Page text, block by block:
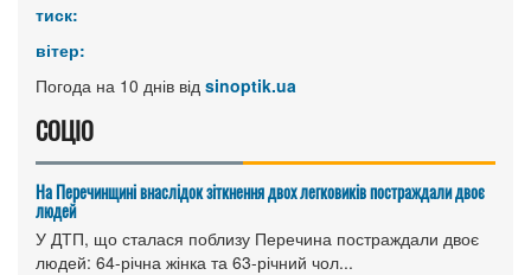
тиск:
вітер:
Погода на 10 днів від sinoptik.ua
СОЦІО
На Перечинщині внаслідок зіткнення двох легковиків постраждали двоє
людей
У ДТП, що сталася поблизу Перечина постраждали двоє
людей: 64-річна жінка та 63-річний чол...